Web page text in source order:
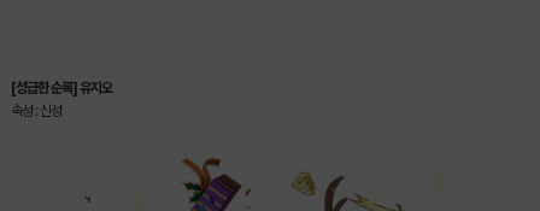
[성급한 순록] 유지오
속성 : 신성